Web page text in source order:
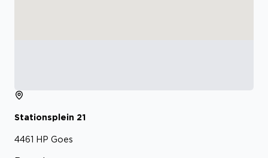
Stationsplein 21
4461 HP Goes